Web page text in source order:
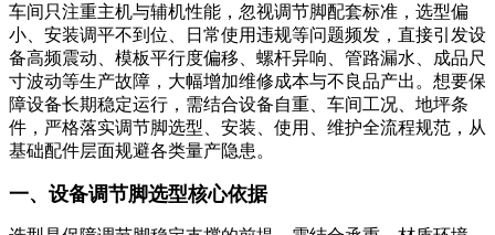
车间只注重主机与辅机性能，忽视调节脚配套标准，选型偏
小、安装调平不到位、日常使用违规等问题频发，直接引发设
备高频震动、模板平行度偏移、螺杆异响、管路漏水、成品尺
寸波动等生产故障，大幅增加维修成本与不良品产出。想要保
障设备长期稳定运行，需结合设备自重、车间工况、地坪条
件，严格落实调节脚选型、安装、使用、维护全流程规范，从
基础配件层面规避各类量产隐患。
一、设备调节脚选型核心依据